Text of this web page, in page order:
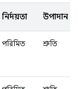
নির্দয়তা উপাদান
পরিমিত শ্রুতি